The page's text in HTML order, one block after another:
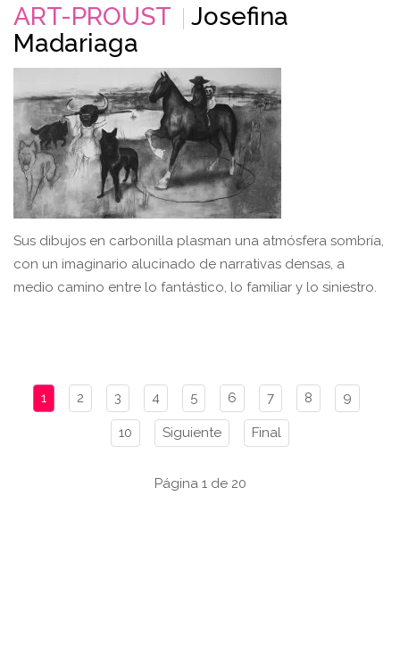
ART-PROUST
Josefina
Madariaga
Sus dibujos en carbonilla plasman una atmósfera sombría,
con un imaginario alucinado de narrativas densas, a
medio camino entre lo fantástico, lo familiar y lo siniestro.
1 2 3 4 5 6 7 8 9
10 Siguiente Final
Página 1 de 20